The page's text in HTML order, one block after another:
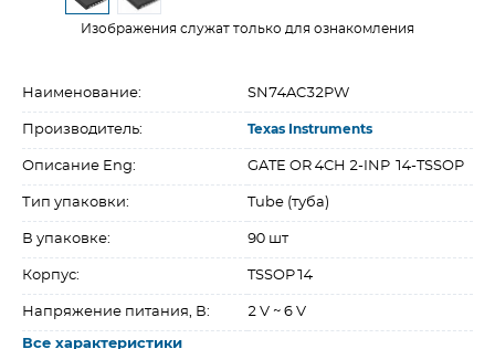
Изображения служат только для ознакомления
Наименование: SN74AC32PW
Производитель: Texas Instruments
Описание Eng: GATE OR 4CH 2-INP 14-TSSOP
Тип упаковки: Tube (туба)
В упаковке: 90 шт
Корпус: TSSOP14
Напряжение питания, В: 2 V ~ 6 V
Все характеристики